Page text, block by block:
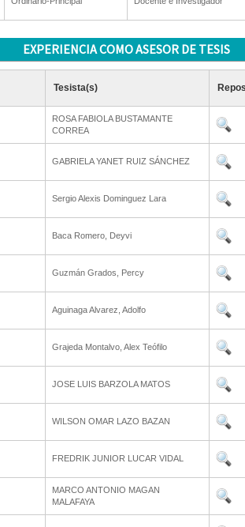
EXPERIENCIA COMO ASESOR DE TESIS
Tesista(s)
ROSA FABIOLA BUSTAMANTE
CORREA
GABRIELA YANET RUIZ SÁNCHEZ
Sergio Alexis Dominguez Lara
Baca Romero, Deyvi
Guzmán Grados, Percy
Aguinaga Alvarez, Adolfo
Grajeda Montalvo, Alex Teófilo
JOSE LUIS BARZOLA MATOS
WILSON OMAR LAZO BAZAN
FREDRIK JUNIOR LUCAR VIDAL
MARCO ANTONIO MAGAN
MALAFAYA